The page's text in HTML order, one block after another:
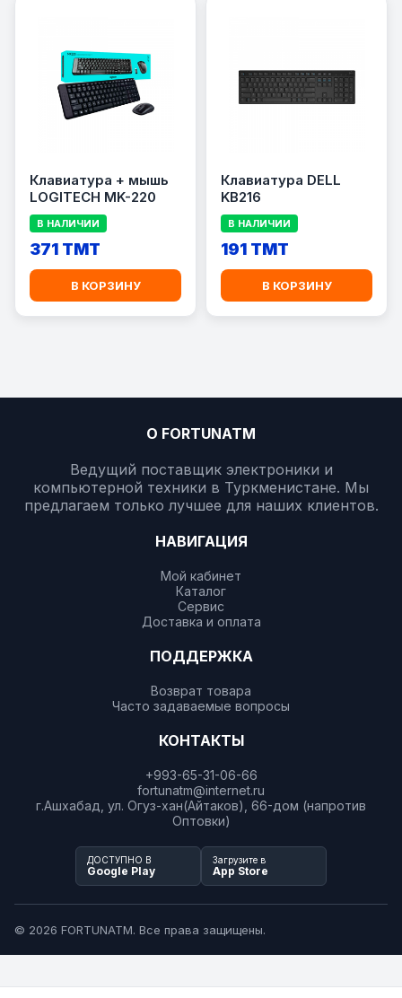
Клавиатура + мышь
LOGITECH MK-220
В НАЛИЧИИ
371 TMT
В КОРЗИНУ
Клавиатура DELL
KB216
В НАЛИЧИИ
191 TMT
В КОРЗИНУ
О FORTUNATM
Ведущий поставщик электроники и
компьютерной техники в Туркменистане. Мы
предлагаем только лучшее для наших клиентов.
НАВИГАЦИЯ
Мой кабинет
Каталог
Сервис
Доставка и оплата
ПОДДЕРЖКА
Возврат товара
Часто задаваемые вопросы
КОНТАКТЫ
+993-65-31-06-66
fortunatm@internet.ru
г.Ашхабад, ул. Огуз-хан(Айтаков), 66-дом (напротив
Оптовки)
ДОСТУПНО В
Google Play
Загрузите в
App Store
© 2026 FORTUNATM. Все права защищены.